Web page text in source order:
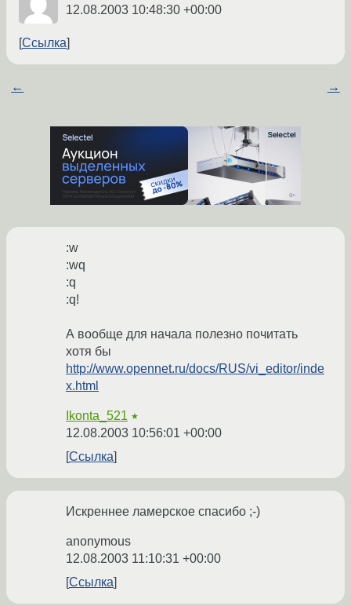
12.08.2003 10:48:30 +00:00
Ссылка
← →
:w
:wq
:q
:q!
А вообще для начала полезно почитать
хотя бы
http://www.opennet.ru/docs/RUS/vi_editor/inde
x.html
Ikonta_521 ★
12.08.2003 10:56:01 +00:00
Ссылка
Искреннее ламерское спасибо ;-)
anonymous
12.08.2003 11:10:31 +00:00
Ссылка